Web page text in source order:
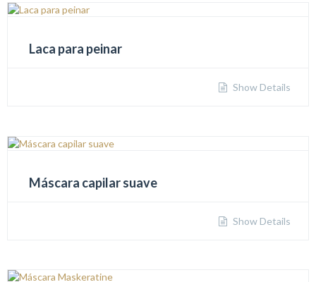
Laca para peinar
Show Details
Máscara capilar suave
Show Details